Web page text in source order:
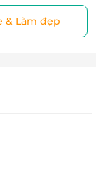
& Làm đẹp